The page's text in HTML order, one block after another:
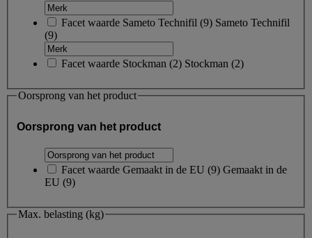
Facet waarde Sameto Technifil (9) Sameto Technifil
(9)
Facet waarde Stockman (2) Stockman (2)
Oorsprong van het product
Oorsprong van het product
Facet waarde Gemaakt in de EU (9) Gemaakt in de
EU (9)
Max. belasting (kg)